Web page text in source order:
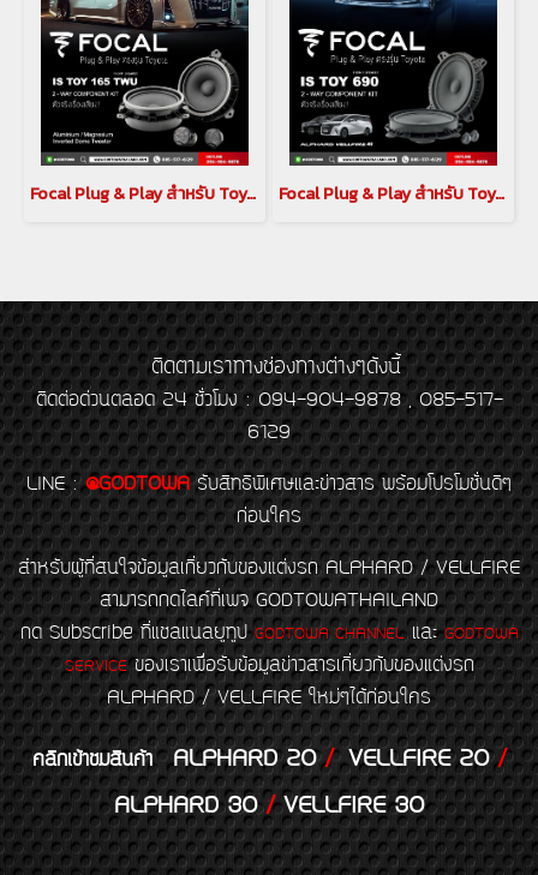
Focal Plug & Play สำหรับ Toyota Alphard / Vellfire 30 ชุดลำโพงหน้า IS TOY 165 TWU 2 Way Component Kit Focal Plug & Play สำหรับ Toyota Alphard / Vellfire 40 ชุดลำโพง IS TOY 690 2 Way Component Kit
ติดตามเราทางช่องทางต่างๆดังนี้
ติดต่อด่วนตลอด 24 ชั่วโมง : 094-904-9878 , 085-517-
6129
LINE : @GODTOWA รับสิทธิพิเศษและข่าวสาร พร้อมโปรโมชั่นดีๆ
ก่อนใคร
สำหรับผู้ที่สนใจข้อมูลเกี่ยวกับของแต่งรถ ALPHARD / VELLFIRE
สามารถกดไลค์ที่เพจ GODTOWATHAILAND
กด Subscribe ที่แชลแนลยูทูป GODTOWA CHANNELและGODTOWA
SERVICEของเราเพื่อรับข้อมูลข่าวสารเกี่ยวกับของแต่งรถ
ALPHARD / VELLFIRE ใหม่ๆได้ก่อนใคร
คลิกเข้าชมสินค้า ALPHARD 20/VELLFIRE 20/
ALPHARD 30/VELLFIRE 30